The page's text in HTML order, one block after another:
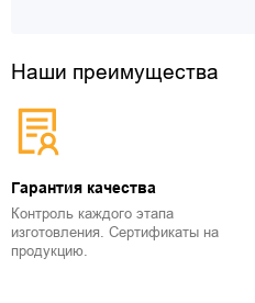
Наши преимущества
Гарантия качества
Контроль каждого этапа
изготовления. Сертификаты на
продукцию.